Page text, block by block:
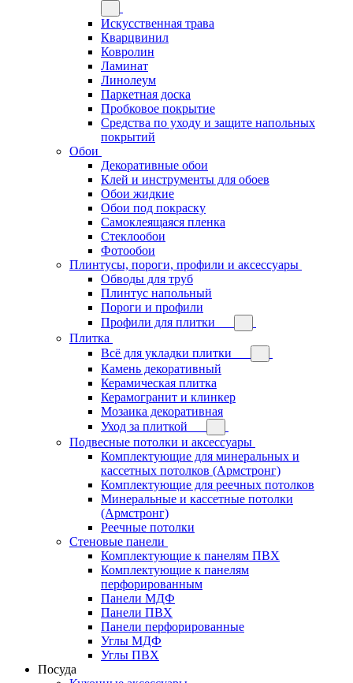
Искусственная трава
Кварцвинил
Ковролин
Ламинат
Линолеум
Паркетная доска
Пробковое покрытие
Средства по уходу и защите напольных
покрытий
Обои
Декоративные обои
Клей и инструменты для обоев
Обои жидкие
Обои под покраску
Самоклеящаяся пленка
Стеклообои
Фотообои
Плинтусы, пороги, профили и аксессуары
Обводы для труб
Плинтус напольный
Пороги и профили
Профили для плитки
Плитка
Всё для укладки плитки
Камень декоративный
Керамическая плитка
Керамогранит и клинкер
Мозаика декоративная
Уход за плиткой
Подвесные потолки и аксессуары
Комплектующие для минеральных и
кассетных потолков (Армстронг)
Комплектующие для реечных потолков
Минеральные и кассетные потолки
(Армстронг)
Реечные потолки
Стеновые панели
Комплектующие к панелям ПВХ
Комплектующие к панелям
перфорированным
Панели МДФ
Панели ПВХ
Панели перфорированные
Углы МДФ
Углы ПВХ
Посуда